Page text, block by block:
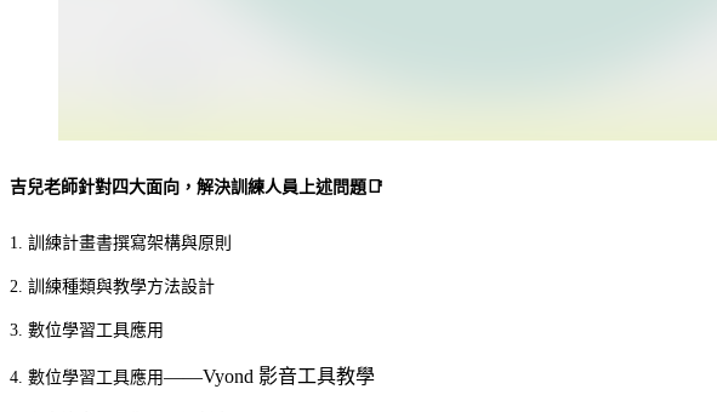
吉兒老師針對四大面向，解決訓練人員上述問題📑
1. 訓練計畫書撰寫架構與原則
2. 訓練種類與教學方法設計
3. 數位學習工具應用
4. 數位學習工具應用——Vyond 影音工具教學